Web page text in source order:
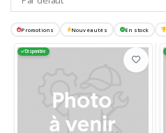
Promotions Nouveautés En stock
Disponible